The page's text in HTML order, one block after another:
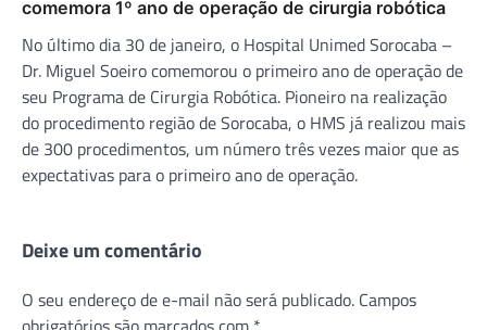
comemora 1º ano de operação de cirurgia robótica
No último dia 30 de janeiro, o Hospital Unimed Sorocaba –
Dr. Miguel Soeiro comemorou o primeiro ano de operação de
seu Programa de Cirurgia Robótica. Pioneiro na realização
do procedimento região de Sorocaba, o HMS já realizou mais
de 300 procedimentos, um número três vezes maior que as
expectativas para o primeiro ano de operação.
Deixe um comentário
O seu endereço de e-mail não será publicado. Campos